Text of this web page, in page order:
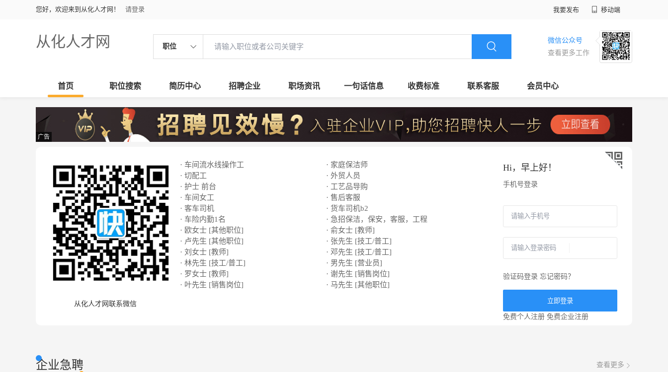
您好，欢迎来到从化人才网！ 请登录 我要发布 移动端
从化人才网 职位
微信公众号
查看更多工作
首页 职位搜索 简历中心 招聘企业 职场资讯 一句话信息 收费标准 联系客服 会员中心
广告
从化人才网联系微信
· 车间流水线操作工
· 家庭保洁师
· 切配工
· 外贸人员
· 护士 前台
· 工艺品导购
· 车间女工
· 售后客服
· 客车司机
· 货车司机b2
· 车险内勤1名
· 急招保洁，保安，客服，工程
· 欧女士 [其他职位]
· 俞女士 [教师]
· 卢先生 [其他职位]
· 张先生 [技工/普工]
· 刘女士 [教师]
· 邓先生 [技工/普工]
· 林先生 [技工/普工]
· 男先生 [营业员]
· 罗女士 [教师]
· 谢先生 [销售岗位]
· 叶先生 [销售岗位]
· 马先生 [其他职位]
Hi， 早上好！
手机号登录
验证码登录 忘记密码？
立即登录
免费个人注册 免费企业注册
企业急聘 查看更多